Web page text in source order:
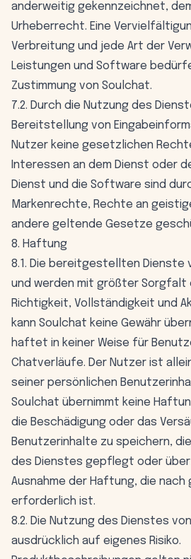
anderweitig gekennzeichnet,
Urheberrecht. Eine
Verbreitung und jede Art der
Leistungen und Software
Zustimmung von Soulchat.
7.2. Durch die Nutzung des
Bereitstellung von
Nutzer keine gesetzlichen
Interessen an dem Dienst oder
Dienst und die Software sind
Markenrechte, Rechte an
andere geltende Gesetze
8. Haftung
8.1. Die bereitgestellten Dienste
und werden mit größter Sorgfalt
Richtigkeit, Vollständigkeit und
kann Soulchat keine Gewähr
haftet in keiner Weise für
Chatverläufe. Der Nutzer ist
seiner persönlichen
Soulchat übernimmt keine
die Beschädigung oder das
Benutzerinhalte zu speichern,
des Dienstes gepflegt oder
Ausnahme der Haftung, die
erforderlich ist.
8.2. Die Nutzung des Dienstes
ausdrücklich auf eigenes Risiko.